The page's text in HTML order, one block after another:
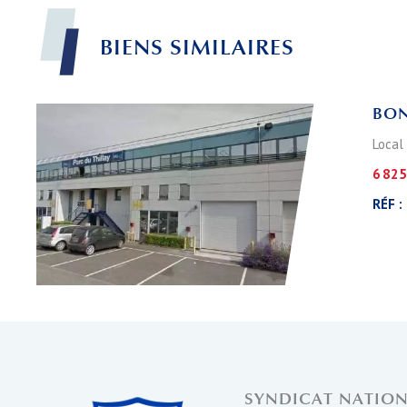
BIENS SIMILAIRES
Local
6
RÉF :
SYNDICAT